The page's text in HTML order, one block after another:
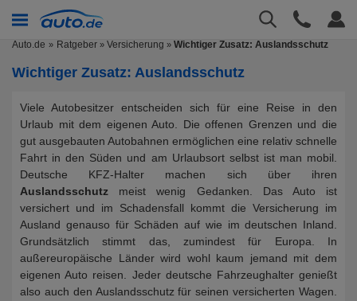
Auto.de Ratgeber » Versicherung » Wichtiger Zusatz: Auslandsschutz
Wichtiger Zusatz: Auslandsschutz
Viele Autobesitzer entscheiden sich für eine Reise in den
Urlaub mit dem eigenen Auto. Die offenen Grenzen und die
gut ausgebauten Autobahnen ermöglichen eine relativ schnelle
Fahrt in den Süden und am Urlaubsort selbst ist man mobil.
Deutsche KFZ-Halter machen sich über ihren
Auslandsschutz meist wenig Gedanken. Das Auto ist
versichert und im Schadensfall kommt die Versicherung im
Ausland genauso für Schäden auf wie im deutschen Inland.
Grundsätzlich stimmt das, zumindest für Europa. In
außereuropäische Länder wird wohl kaum jemand mit dem
eigenen Auto reisen. Jeder deutsche Fahrzeughalter genießt
also auch den Auslandsschutz für seinen versicherten Wagen.